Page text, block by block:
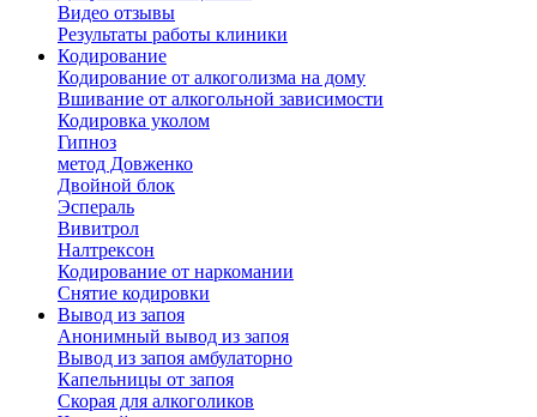
Видео отзывы
Результаты работы клиники
Кодирование
Кодирование от алкоголизма на дому
Вшивание от алкогольной зависимости
Кодировка уколом
Гипноз
метод Довженко
Двойной блок
Эспераль
Вивитрол
Налтрексон
Кодирование от наркомании
Снятие кодировки
Вывод из запоя
Анонимный вывод из запоя
Вывод из запоя амбулаторно
Капельницы от запоя
Скорая для алкоголиков